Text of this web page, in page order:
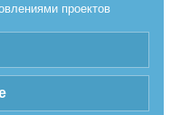
проектов